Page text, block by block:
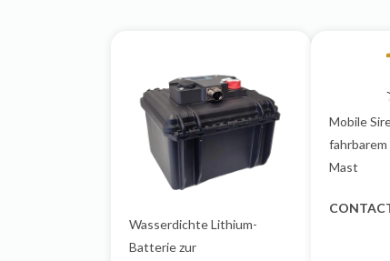
Wasserdichte Lithium-
Batterie zur
Mobile
Mast